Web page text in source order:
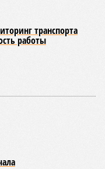
транспорта
работы